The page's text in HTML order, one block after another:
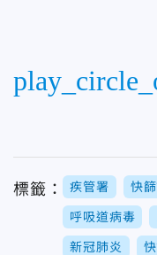
標籤： 疾管署 快
呼吸道病毒
新冠肺炎